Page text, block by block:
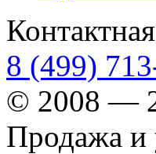
8 (499)
© 2008 —
Продажа и